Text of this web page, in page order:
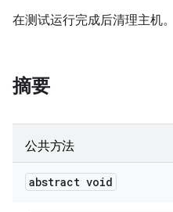
在测试运行完成后清理主机。
摘要
公共方法
abstract void